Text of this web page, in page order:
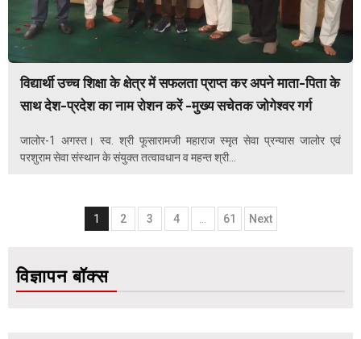
विद्यार्थी उच्च शिक्षा के क्षेत्र में सफलता प्राप्त कर अपने माता-पिता के
साथ देश-प्रदेश का नाम रोशन करें -मुख्य सचेतक जोगेश्वर गर्ग
जालोर-1 अगस्त। स्व. श्री फूसारामजी महाराज स्मृत सेवा प्रन्यास जालोर एवं
परशुराम सेवा संस्थान के संयुक्त तत्वावधान व महन्त श्री...
Posts
1 2 3 4 61 Next
विज्ञापन बॉक्स